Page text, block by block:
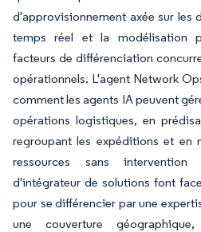
d'approvisionnement axée sur les
temps réel et la modélisation
facteurs de différenciation
opérationnels. L'agent Network
comment les agents IA peuvent
opérations logistiques, en
regroupant les expéditions et en
ressources sans
d'intégrateur de solutions font
pour se différencier par une
une couverture